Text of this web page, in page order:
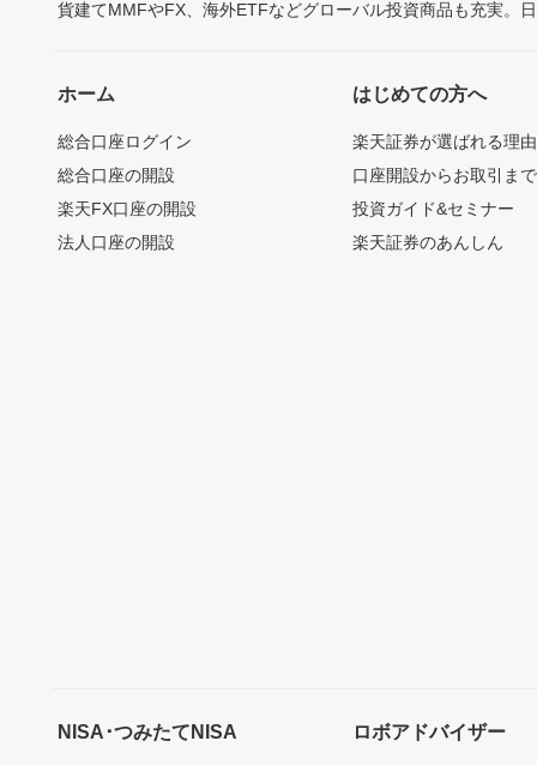
貨建てMMFやFX、海外ETFなどグローバル投資商品も充実。
ホーム
総合口座ログイン
総合口座の開設
楽天FX口座の開設
法人口座の開設
はじめての方へ
楽天証券が選ばれる理由
口座開設からお取引ま
投資ガイド&セミナー
楽天証券のあんしん
NISA･つみたてNISA ロボアドバイザー